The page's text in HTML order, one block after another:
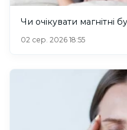
Чи очікувати магнітні
02 сер. 2026 18:55